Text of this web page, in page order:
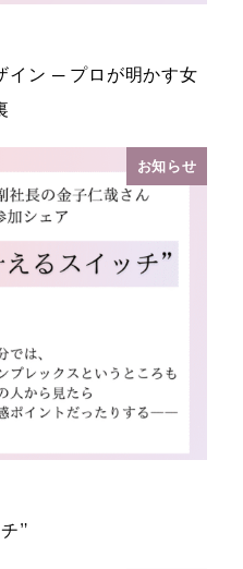
イン ─ プロが明かす女
お知らせ
”